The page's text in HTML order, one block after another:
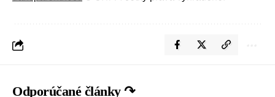
Odporúčané články ↷